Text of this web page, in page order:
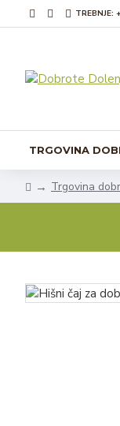
TREBNJE:
TRGOVINA
Trgovina